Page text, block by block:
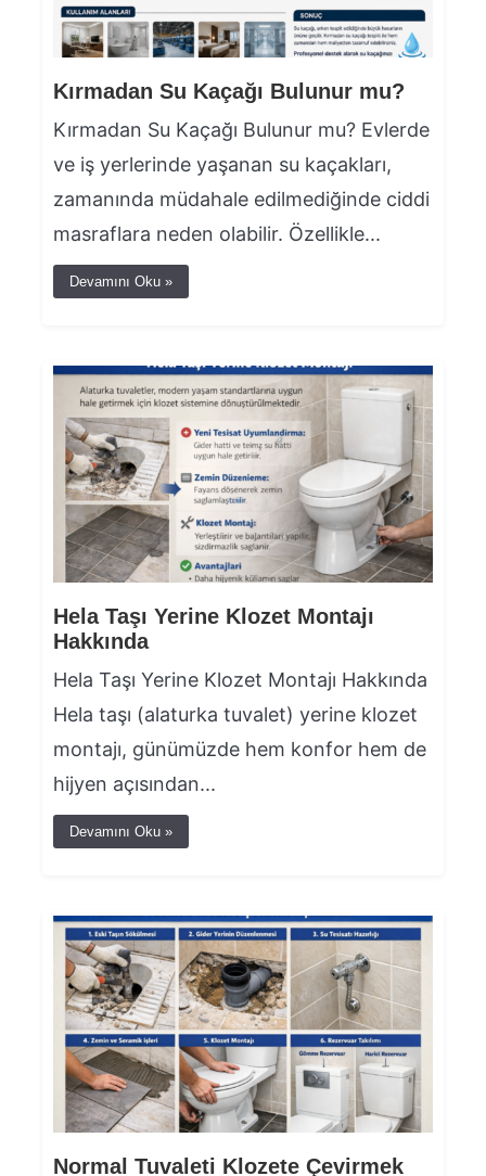
Kırmadan Su Kaçağı Bulunur mu?
Kırmadan Su Kaçağı Bulunur mu? Evlerde
ve iş yerlerinde yaşanan su kaçakları,
zamanında müdahale edilmediğinde ciddi
masraflara neden olabilir. Özellikle...
Devamını Oku »
Hela Taşı Yerine Klozet Montajı
Hakkında
Hela Taşı Yerine Klozet Montajı Hakkında
Hela taşı (alaturka tuvalet) yerine klozet
montajı, günümüzde hem konfor hem de
hijyen açısından...
Devamını Oku »
Normal Tuvaleti Klozete Çevirmek